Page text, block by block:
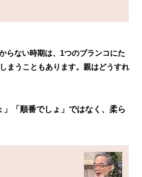
らない時期は、1つのブランコにた
まうこともあります。親はどうすれ
」「順番でしょ」ではなく、柔ら